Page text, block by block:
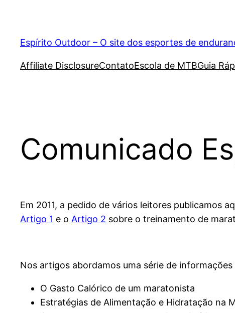
Espírito Outdoor – O site dos esportes de
Affiliate DisclosureContatoEscola de MTBGuia
Comunicado
Em 2011, a pedido de vários leitores publicamos
Artigo 1 e o Artigo 2 sobre o treinamento de
Nos artigos abordamos uma série de
O Gasto Calórico de um maratonista
Estratégias de Alimentação e Hidratação na